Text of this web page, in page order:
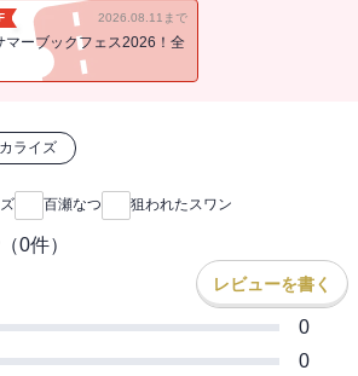
を美しい医師ジャロッドに助けられ、数か
ついた彼女はやがて恋に落ちるが…?
2026.08.11まで
マーブックフェス2026！全
ライズ
百瀬なつ 狙われたスワン
（0件）
レビューを書く
0
0